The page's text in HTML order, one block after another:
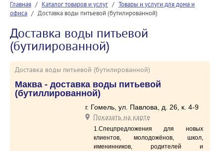
Главная / Каталог товаров и услуг / Товары и услуги для дома и
офиса / Доставка воды питьевой (бутилированной)
Доставка воды питьевой
(бутилированной)
Доставка воды питьевой (бутилированной)
Маква - доставка воды питьевой
(бутиллированной)
г. Гомель, ул. Павлова, д. 26, к. 4-9
Показать на карте
1.Спецпредложения для новых
клиентов, молодожёнов, школ,
именинников, родителей и